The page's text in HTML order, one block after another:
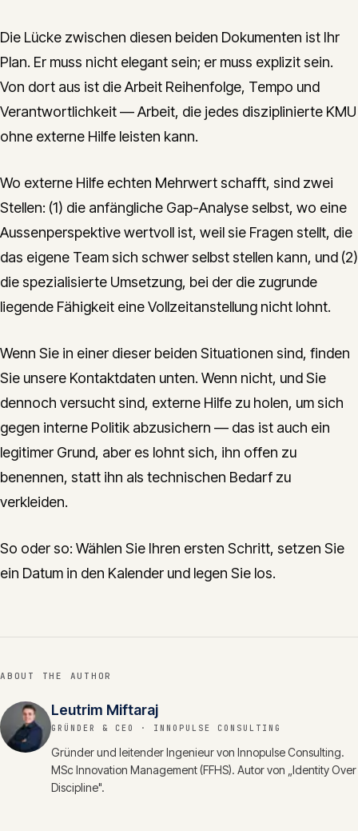
Die Lücke zwischen diesen beiden Dokumenten ist Ihr
Plan. Er muss nicht elegant sein; er muss explizit sein.
Von dort aus ist die Arbeit Reihenfolge, Tempo und
Verantwortlichkeit — Arbeit, die jedes disziplinierte KMU
ohne externe Hilfe leisten kann.
Wo externe Hilfe echten Mehrwert schafft, sind zwei
Stellen: (1) die anfängliche Gap-Analyse selbst, wo eine
Aussenperspektive wertvoll ist, weil sie Fragen stellt, die
das eigene Team sich schwer selbst stellen kann, und (2)
die spezialisierte Umsetzung, bei der die zugrunde
liegende Fähigkeit eine Vollzeitanstellung nicht lohnt.
Wenn Sie in einer dieser beiden Situationen sind, finden
Sie unsere Kontaktdaten unten. Wenn nicht, und Sie
dennoch versucht sind, externe Hilfe zu holen, um sich
gegen interne Politik abzusichern — das ist auch ein
legitimer Grund, aber es lohnt sich, ihn offen zu
benennen, statt ihn als technischen Bedarf zu
verkleiden.
So oder so: Wählen Sie Ihren ersten Schritt, setzen Sie
ein Datum in den Kalender und legen Sie los.
ABOUT THE AUTHOR
Leutrim Miftaraj
GRÜNDER & CEO · INNOPULSE CONSULTING
Gründer und leitender Ingenieur von Innopulse Consulting.
MSc Innovation Management (FFHS). Autor von „Identity Over
Discipline".